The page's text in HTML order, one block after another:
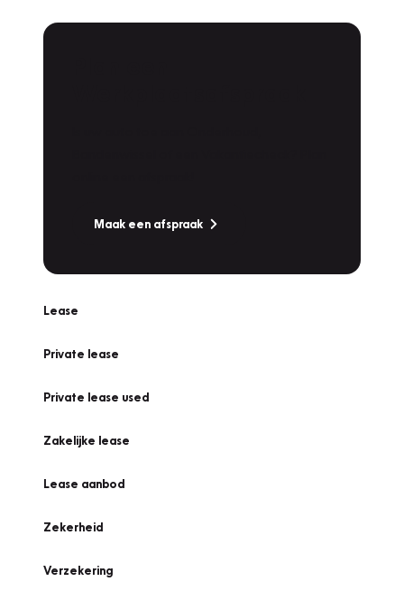
Maak een afspraak
Lease
Private lease
Private lease used
Zakelijke lease
Lease aanbod
Zekerheid
Verzekering